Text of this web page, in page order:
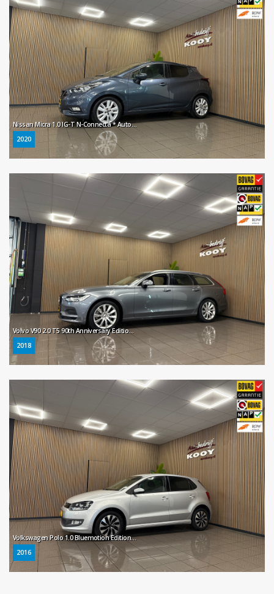
Nissan Micra 1.0 IG-T N-Connecta * Automaat / Navigatie / Camera / LM Velgen / NL Auto *
2020
Volvo V90 2.0 T5 90th Anniversary Edition * Automaat / Trekhaak / Navigatie / Camera / NL Auto *
2018
Volkswagen Polo 1.0 Bluemotion Edition * Automaat / Navigatie / Parkeersensoren / NL Auto *
2016